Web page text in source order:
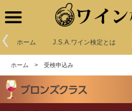
ホーム J.S.A.ワイン検定とは
ホーム >受検申込み